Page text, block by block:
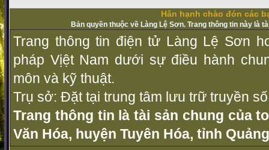
Hân hạnh chào đón các
Bản quyền thuộc về Làng Lệ Sơn. Trang thông tin này là
Trang thông tin điện tử Làng Lệ Sơn
pháp Vịệt Nam dưới sự điều hành
môn và kỹ thuật.
Trụ sở: Đặt tại trung tâm lưu trữ truyền
Trang thông tin là tài sản chung của
Văn Hóa, huyện Tuyên Hóa, tỉnh